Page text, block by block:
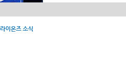
라이온즈 소식